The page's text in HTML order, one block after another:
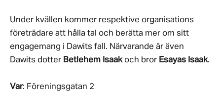
Under kvällen kommer respektive organisations
företrädare att hålla tal och berätta mer om sitt
engagemang i Dawits fall. Närvarande är även
Dawits dotter Betlehem Isaakoch bror Esayas Isaak.
Var: Föreningsgatan 2